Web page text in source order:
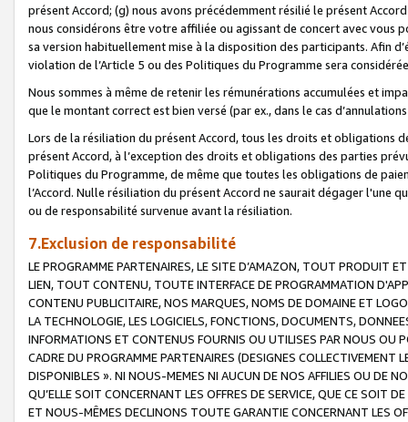
présent Accord; (g) nous avons précédemment résilié le présent
nous considérons être votre affiliée ou agissant de concert avec vous
sa version habituellement mise à la disposition des participants. Afin
violation de l’Article 5 ou des Politiques du Programme sera
Nous sommes à même de retenir les rémunérations accumulées et
que le montant correct est bien versé (par ex., dans le cas
Lors de la résiliation du présent Accord, tous les droits et obligations
présent Accord, à l’exception des droits et obligations des parties
Politiques du Programme, de même que toutes les obligations de
l’Accord. Nulle résiliation du présent Accord ne saurait dégager l'une
ou de responsabilité survenue avant la résiliation.
7.Exclusion de responsabilité
LE PROGRAMME PARTENAIRES, LE SITE D’AMAZON, TOUT PRODUIT
LIEN, TOUT CONTENU, TOUTE INTERFACE DE PROGRAMMATION
CONTENU PUBLICITAIRE, NOS MARQUES, NOMS DE DOMAINE ET
LA TECHNOLOGIE, LES LOGICIELS, FONCTIONS, DOCUMENTS,
INFORMATIONS ET CONTENUS FOURNIS OU UTILISES PAR NOUS OU
CADRE DU PROGRAMME PARTENAIRES (DESIGNES COLLECTIVEMENT
DISPONIBLES ». NI NOUS-MEMES NI AUCUN DE NOS AFFILIES OU DE
QU’ELLE SOIT CONCERNANT LES OFFRES DE SERVICE, QUE CE SOIT
ET NOUS-MÊMES DECLINONS TOUTE GARANTIE CONCERNANT LES